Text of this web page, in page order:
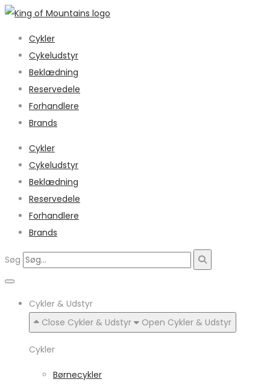
Cykler
Cykeludstyr
Beklædning
Reservedele
Forhandlere
Brands
Cykler
Cykeludstyr
Beklædning
Reservedele
Forhandlere
Brands
Søg
Cykler & Udstyr
Close Cykler & Udstyr
Open Cykler & Udstyr
Cykler
Børnecykler